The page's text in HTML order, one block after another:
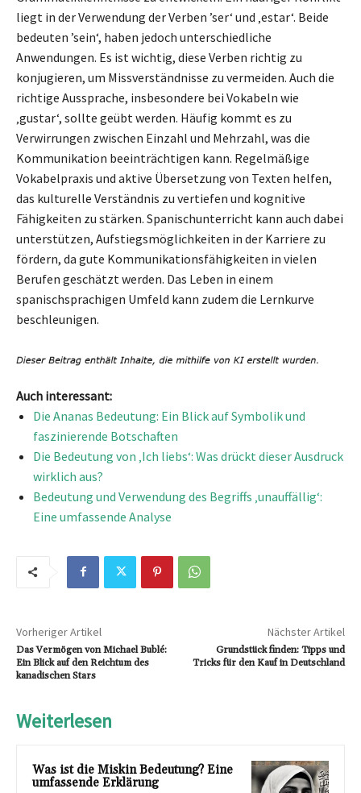
liegt in der Verwendung der Verben ’ser‘ und ‚estar‘. Beide
bedeuten ’sein‘, haben jedoch unterschiedliche
Anwendungen. Es ist wichtig, diese Verben richtig zu
konjugieren, um Missverständnisse zu vermeiden. Auch die
richtige Aussprache, insbesondere bei Vokabeln wie
‚gustar‘, sollte geübt werden. Häufig kommt es zu
Verwirrungen zwischen Einzahl und Mehrzahl, was die
Kommunikation beeinträchtigen kann. Regelmäßige
Vokabelpraxis und aktive Übersetzung von Texten helfen,
das kulturelle Verständnis zu vertiefen und kognitive
Fähigkeiten zu stärken. Spanischunterricht kann auch dabei
unterstützen, Aufstiegsmöglichkeiten in der Karriere zu
fördern, da gute Kommunikationsfähigkeiten in vielen
Berufen geschätzt werden. Das Leben in einem
spanischsprachigen Umfeld kann zudem die Lernkurve
beschleunigen.
Auch interessant:
Die Ananas Bedeutung: Ein Blick auf Symbolik und
faszinierende Botschaften
Die Bedeutung von ‚Ich liebs‘: Was drückt dieser Ausdruck
wirklich aus?
Bedeutung und Verwendung des Begriffs ‚unauffällig‘:
Eine umfassende Analyse
Vorheriger Artikel
Das Vermögen von Michael Bublé:
Ein Blick auf den Reichtum des
kanadischen Stars
Nächster Artikel
Grundstück finden: Tipps und
Tricks für den Kauf in Deutschland
Weiterlesen
Was ist die Miskin Bedeutung? Eine
umfassende Erklärung